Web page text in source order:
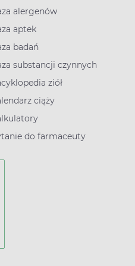
alergenów
aptek
badań
substancji czynnych
ziół
ciąży
do farmaceuty